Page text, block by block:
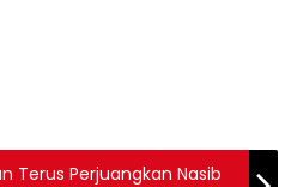
Terus Perjuangkan Nasib